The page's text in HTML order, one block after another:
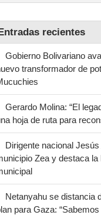
recientes
Gobierno Bolivariano
transformador de
Gerardo Molina: “El
hoja de ruta para
Dirigente nacional
Zea y destaca la
Netanyahu se distancia
para Gaza: